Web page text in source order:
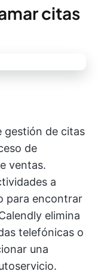
citas
gestión de citas
de
ventas.
a
para encontrar
elimina
telefónicas o
una